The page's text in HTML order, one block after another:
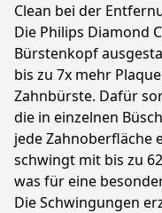
Clean bei der
Die Philips Diamond
Bürstenkopf
bis zu 7x mehr
Zahnbürste. Dafür
die in einzelnen
jede Zahnoberfläche
schwingt mit bis zu
was für eine
Die Schwingungen